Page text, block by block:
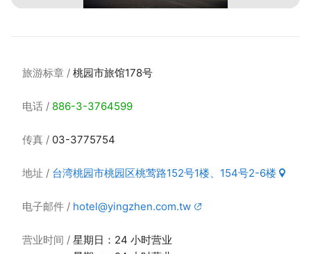
旅游标章 桃园市旅馆178号
电话 886-3-3764599
传真 03-3775754
地址 台湾桃园市桃园区桃莺路152号1楼、154号2-6楼
电子邮件 hotel@yingzhen.com.tw
营业时间
星期日：24 小时营业